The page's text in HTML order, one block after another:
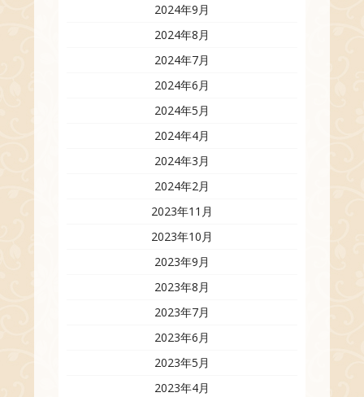
2024年9月
2024年8月
2024年7月
2024年6月
2024年5月
2024年4月
2024年3月
2024年2月
2023年11月
2023年10月
2023年9月
2023年8月
2023年7月
2023年6月
2023年5月
2023年4月